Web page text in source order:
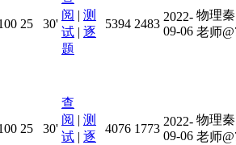
25 30'
阅 | 测
试 | 逐
题
5394 2483
2022-
09-06
物理秦
老师
25 30'
查
阅 | 测
试 | 逐
4076 1773
2022-
09-06
物理秦
老师